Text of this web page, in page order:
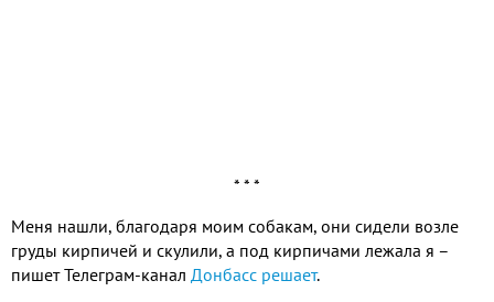
* * *
Меня нашли, благодаря моим собакам, они сидели возле
груды кирпичей и скулили, а под кирпичами лежала я –
пишет Телеграм-канал Донбасс решает.